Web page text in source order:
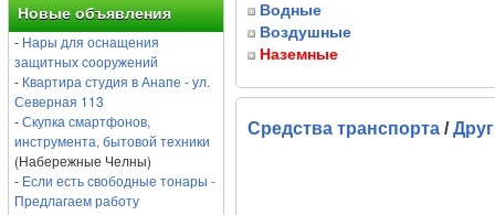
Новые объявления
- Нары для оснащения
защитных сооружений
- Квартира студия в Анапе - ул.
Северная 113
-Скупка смартфонов,
инструмента, бытовой техники
(Набережные Челны)
- Если есть свободные тонары -
Предлагаем работу
Водные
Воздушные
Наземные
Средства транспорта /